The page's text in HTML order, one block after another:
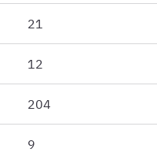
21
12
204
9